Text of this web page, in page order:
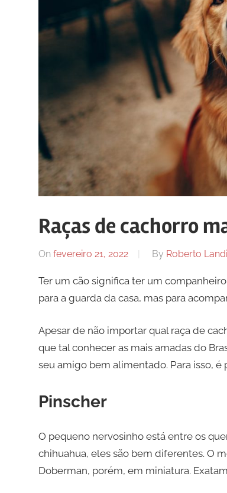
Raças de cachorro
On fevereiro 21, 2022 By Roberto
Ter um cão significa ter um
para a guarda da casa, mas para
Apesar de não importar qual raça de
que tal conhecer as mais amadas do
seu amigo bem alimentado. Para isso, é
Pinscher
O pequeno nervosinho está entre os
chihuahua, eles são bem diferentes. O
Doberman, porém, em miniatura.